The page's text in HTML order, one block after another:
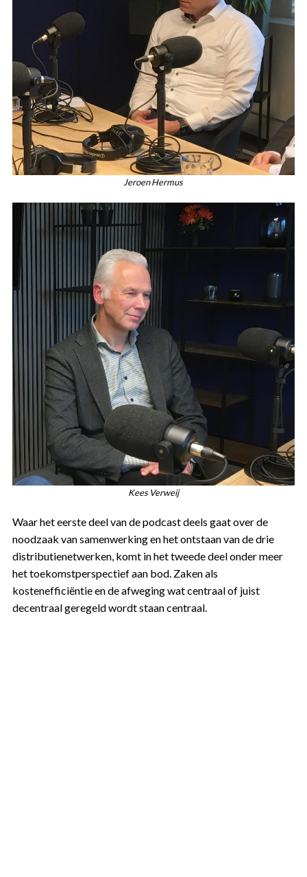
Jeroen Hermus
Kees Verweij
Waar het eerste deel van de podcast deels gaat over de
noodzaak van samenwerking en het ontstaan van de drie
distributienetwerken, komt in het tweede deel onder meer
het toekomstperspectief aan bod. Zaken als
kostenefficiëntie en de afweging wat centraal of juist
decentraal geregeld wordt staan centraal.